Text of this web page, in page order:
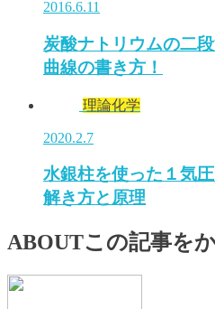
2016.6.11
炭酸ナトリウムの二
曲線の書き方！
理論化学
2020.2.7
水銀柱を使った１気
解き方と原理
ABOUTこの記事を